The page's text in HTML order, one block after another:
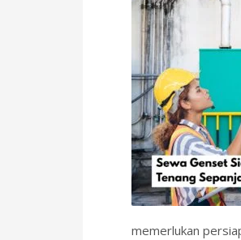
HOW TO SHOP
Login or create new
If you still have problems,
memerlukan